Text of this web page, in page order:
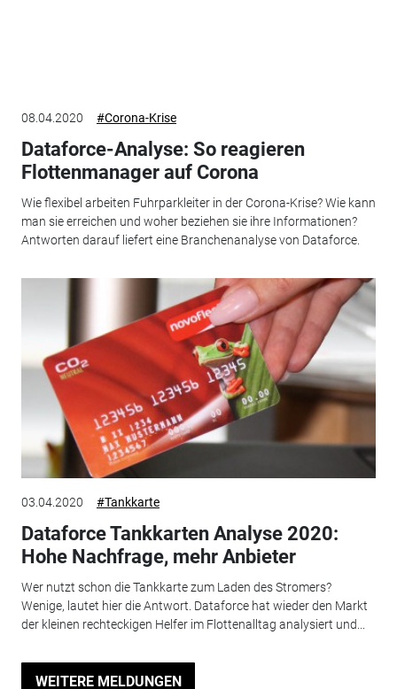
08.04.2020 #Corona-Krise
Dataforce-Analyse: So reagieren
Flottenmanager auf Corona
Wie flexibel arbeiten Fuhrparkleiter in der Corona-Krise? Wie kann
man sie erreichen und woher beziehen sie ihre Informationen?
Antworten darauf liefert eine Branchenanalyse von Dataforce.
03.04.2020 #Tankkarte
Dataforce Tankkarten Analyse 2020:
Hohe Nachfrage, mehr Anbieter
Wer nutzt schon die Tankkarte zum Laden des Stromers?
Wenige, lautet hier die Antwort. Dataforce hat wieder den Markt
der kleinen rechteckigen Helfer im Flottenalltag analysiert und...
WEITERE MELDUNGEN